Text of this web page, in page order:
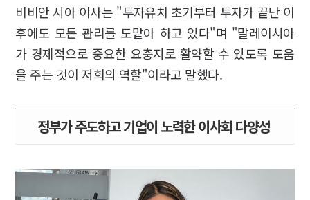
비비안 시아 이사는 "투자유치 초기부터 투자가 끝난 이
후에도 모든 관리를 도맡아 하고 있다"며 "말레이시아
가 경제적으로 중요한 요충지로 활약할 수 있도록 도움
을 주는 것이 저희의 역할"이라고 말했다.
정부가 주도하고 기업이 노력한 이사회 다양성